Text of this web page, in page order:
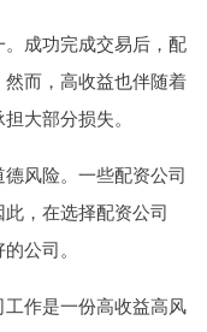
成功完成交易后，配
而，高收益也伴随着
大部分损失。
风险。一些配资公司
，在选择配资公司
公司。
作是一份高收益高风